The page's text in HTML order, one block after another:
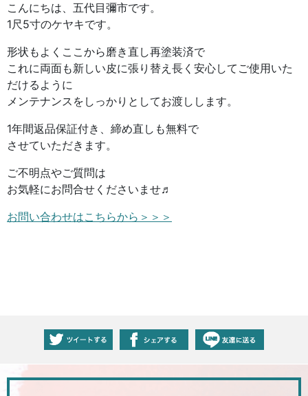
こんにちは、五代目彌市です。
1尺5寸のケヤキです。
形状もよくここから磨き直し再塗装済で
これに両面も新しい皮に張り替え長く安心してご使用いた
だけるように
メンテナンスをしっかりとしてお渡しします。
1年間返品保証付き、締め直しも無料で
させていただきます。
ご不明点やご質問は
お気軽にお問合せくださいませ♬
お問い合わせはこちらから＞＞＞